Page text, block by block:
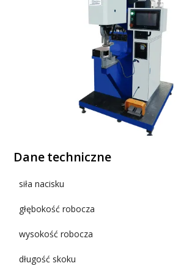
Dane techniczne
siła nacisku
głębokość robocza
wysokość robocza
długość skoku